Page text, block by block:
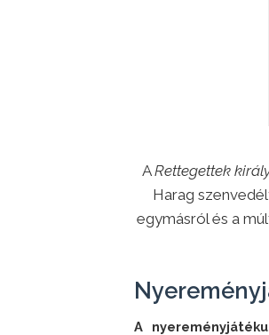
ARettegettek
Harag
egymásról és a
A